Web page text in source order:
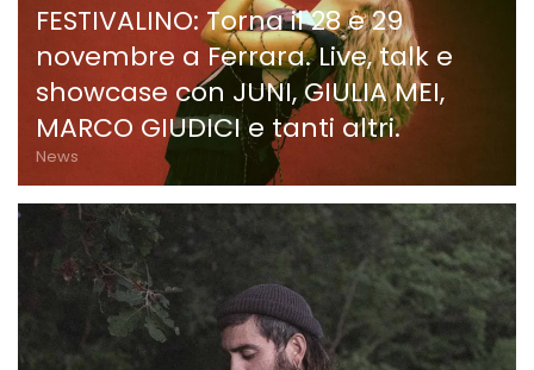
FESTIVALINO: Torna il 28 e 29
novembre a Ferrara. Live, talk e
showcase con JUNI, GIULIA MEI,
MARCO GIUDICI e tanti altri.
News